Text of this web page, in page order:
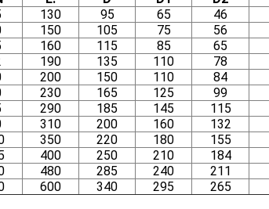
130 95 65 46
150 105 75 56
160 115 85 65
190 135 110 78
200 150 110 84
230 165 125 99
290 185 145 115
310 200 160 132
350 220 180 155
400 250 210 184
480 285 240 211
600 340 295 265